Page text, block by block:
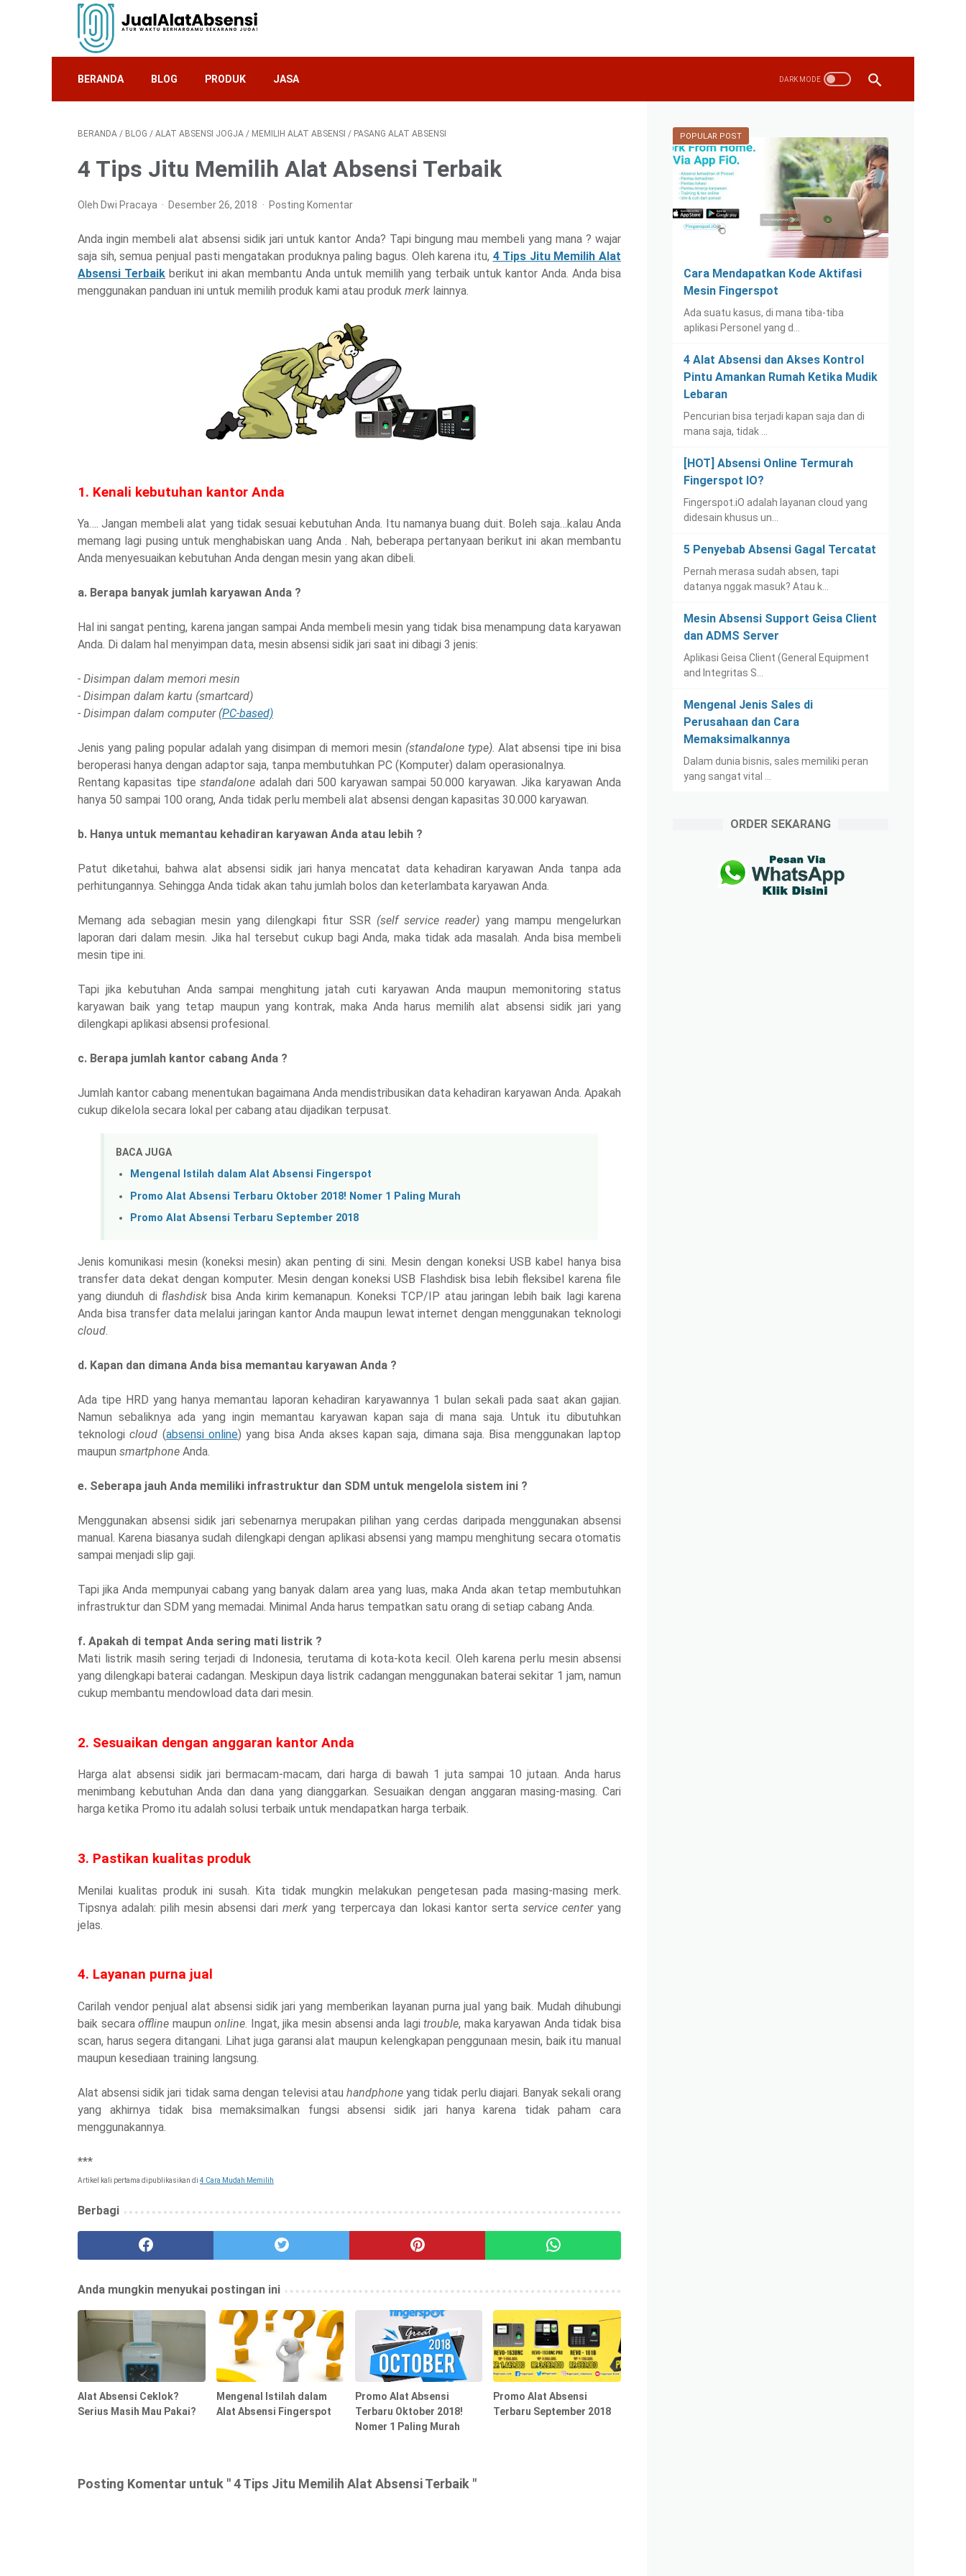
BERANDA BLOG PRODUK JASA
BERANDA / BLOG / ALAT ABSENSI JOGJA / MEMILIH ALAT ABSENSI / PASANG ALAT ABSENSI
4 Tips Jitu Memilih Alat Absensi Terbaik
Oleh Dwi Pracaya Desember 26, 2018 Posting Komentar
Anda ingin membeli alat absensi sidik jari untuk kantor Anda? Tapi bingung mau membeli yang mana ? wajar
saja sih, semua penjual pasti mengatakan produknya paling bagus. Oleh karena itu, 4 Tips Jitu Memilih Alat
Absensi Terbaik berikut ini akan membantu Anda untuk memilih yang terbaik untuk kantor Anda. Anda bisa
menggunakan panduan ini untuk memilih produk kami atau produk merk lainnya.
1. Kenali kebutuhan kantor Anda
Ya…. Jangan membeli alat yang tidak sesuai kebutuhan Anda. Itu namanya buang duit. Boleh saja…kalau Anda
memang lagi pusing untuk menghabiskan uang Anda . Nah, beberapa pertanyaan berikut ini akan membantu
Anda menyesuaikan kebutuhan Anda dengan mesin yang akan dibeli.
a. Berapa banyak jumlah karyawan Anda ?
Hal ini sangat penting, karena jangan sampai Anda membeli mesin yang tidak bisa menampung data karyawan
Anda. Di dalam hal menyimpan data, mesin absensi sidik jari saat ini dibagi 3 jenis:
- Disimpan dalam memori mesin
- Disimpan dalam kartu (smartcard)
- Disimpan dalam computer (PC-based)
Jenis yang paling popular adalah yang disimpan di memori mesin (standalone type). Alat absensi tipe ini bisa
beroperasi hanya dengan adaptor saja, tanpa membutuhkan PC (Komputer) dalam operasionalnya.
Rentang kapasitas tipestandalone adalah dari 500 karyawan sampai 50.000 karyawan. Jika karyawan Anda
hanya 50 sampai 100 orang, Anda tidak perlu membeli alat absensi dengan kapasitas 30.000 karyawan.
b. Hanya untuk memantau kehadiran karyawan Anda atau lebih ?
Patut diketahui, bahwa alat absensi sidik jari hanya mencatat data kehadiran karyawan Anda tanpa ada
perhitungannya. Sehingga Anda tidak akan tahu jumlah bolos dan keterlambata karyawan Anda.
Memang ada sebagian mesin yang dilengkapi fitur SSR (self service reader)yang mampu mengelurkan
laporan dari dalam mesin. Jika hal tersebut cukup bagi Anda, maka tidak ada masalah. Anda bisa membeli
mesin tipe ini.
Tapi jika kebutuhan Anda sampai menghitung jatah cuti karyawan Anda maupun memonitoring status
karyawan baik yang tetap maupun yang kontrak, maka Anda harus memilih alat absensi sidik jari yang
dilengkapi aplikasi absensi profesional.
c. Berapa jumlah kantor cabang Anda ?
Jumlah kantor cabang menentukan bagaimana Anda mendistribusikan data kehadiran karyawan Anda. Apakah
cukup dikelola secara lokal per cabang atau dijadikan terpusat.
BACA JUGA
Mengenal Istilah dalam Alat Absensi Fingerspot
Promo Alat Absensi Terbaru Oktober 2018! Nomer 1 Paling Murah
Promo Alat Absensi Terbaru September 2018
Jenis komunikasi mesin (koneksi mesin) akan penting di sini. Mesin dengan koneksi USB kabel hanya bisa
transfer data dekat dengan komputer. Mesin dengan koneksi USB Flashdisk bisa lebih fleksibel karena file
yang diunduh di flashdiskbisa Anda kirim kemanapun. Koneksi TCP/IP atau jaringan lebih baik lagi karena
Anda bisa transfer data melalui jaringan kantor Anda maupun lewat internet dengan menggunakan teknologi
cloud
d. Kapan dan dimana Anda bisa memantau karyawan Anda ?
Ada tipe HRD yang hanya memantau laporan kehadiran karyawannya 1 bulan sekali pada saat akan gajian.
Namun sebaliknya ada yang ingin memantau karyawan kapan saja di mana saja. Untuk itu dibutuhkan
teknologicloud (absensi online) yang bisa Anda akses kapan saja, dimana saja. Bisa menggunakan laptop
maupun smartphone Anda.
e. Seberapa jauh Anda memiliki infrastruktur dan SDM untuk mengelola sistem ini ?
Menggunakan absensi sidik jari sebenarnya merupakan pilihan yang cerdas daripada menggunakan absensi
manual. Karena biasanya sudah dilengkapi dengan aplikasi absensi yang mampu menghitung secara otomatis
sampai menjadi slip gaji.
Tapi jika Anda mempunyai cabang yang banyak dalam area yang luas, maka Anda akan tetap membutuhkan
infrastruktur dan SDM yang memadai. Minimal Anda harus tempatkan satu orang di setiap cabang Anda.
f. Apakah di tempat Anda sering mati listrik ?
Mati listrik masih sering terjadi di Indonesia, terutama di kota-kota kecil. Oleh karena perlu mesin absensi
yang dilengkapi baterai cadangan. Meskipun daya listrik cadangan menggunakan baterai sekitar 1 jam, namun
cukup membantu mendowload data dari mesin.
2. Sesuaikan dengan anggaran kantor Anda
Harga alat absensi sidik jari bermacam-macam, dari harga di bawah 1 juta sampai 10 jutaan. Anda harus
menimbang kebutuhan Anda dan dana yang dianggarkan. Sesuaikan dengan anggaran masing-masing. Cari
harga ketika Promo itu adalah solusi terbaik untuk mendapatkan harga terbaik.
3. Pastikan kualitas produk
Menilai kualitas produk ini susah. Kita tidak mungkin melakukan pengetesan pada masing-masing merk.
Tipsnya adalah: pilih mesin absensi dari merk yang terpercaya dan lokasi kantor serta service centeryang
jelas.
4. Layanan purna jual
Carilah vendor penjual alat absensi sidik jari yang memberikan layanan purna jual yang baik. Mudah dihubungi
baik secaraoffline maupunonline. Ingat, jika mesin absensi anda lagitrouble, maka karyawan Anda tidak bisa
scan, harus segera ditangani. Lihat juga garansi alat maupun kelengkapan penggunaan mesin, baik itu manual
maupun kesediaan training langsung.
Alat absensi sidik jari tidak sama dengan televisi atauhandphoneyang tidak perlu diajari. Banyak sekali orang
yang akhirnya tidak bisa memaksimalkan fungsi absensi sidik jari hanya karena tidak paham cara
menggunakannya.
***
Artikel kali pertama dipublikasikan di 4 Cara Mudah Memilih
Berbagi
Anda mungkin menyukai postingan ini
Alat Absensi Ceklok?
Serius Masih Mau Pakai?
Mengenal Istilah dalam
Alat Absensi Fingerspot
Promo Alat Absensi
Terbaru Oktober 2018!
Nomer 1 Paling Murah
Promo Alat Absensi
Terbaru September 2018
Posting Komentar untuk " 4 Tips Jitu Memilih Alat Absensi Terbaik "
POPULAR POST
Cara Mendapatkan Kode Aktifasi
Mesin Fingerspot
Ada suatu kasus, di mana tiba-tiba
aplikasi Personel yang d…
4 Alat Absensi dan Akses Kontrol
Pintu Amankan Rumah Ketika Mudik
Lebaran
Pencurian bisa terjadi kapan saja dan di
mana saja, tidak …
[HOT] Absensi Online Termurah
Fingerspot IO?
Fingerspot.iO adalah layanan cloud yang
didesain khusus un…
5 Penyebab Absensi Gagal Tercatat
Pernah merasa sudah absen, tapi
datanya nggak masuk? Atau k…
Mesin Absensi Support Geisa Client
dan ADMS Server
Aplikasi Geisa Client (General Equipment
and Integritas S…
Mengenal Jenis Sales di
Perusahaan dan Cara
Memaksimalkannya
Dalam dunia bisnis, sales memiliki peran
yang sangat vital …
ORDER SEKARANG